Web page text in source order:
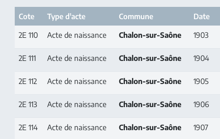
Cote Type d'acte Commune Date
2E 110 Acte de naissance Chalon-sur-Saône 1903
2E 111 Acte de naissance Chalon-sur-Saône 1904
2E 112 Acte de naissance Chalon-sur-Saône 1905
2E 113 Acte de naissance Chalon-sur-Saône 1906
2E 114 Acte de naissance Chalon-sur-Saône 1907